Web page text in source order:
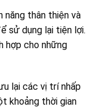
thân thiện và
sử dụng lại tiện lợi.
hợp cho những
lại các vị trí nhấp
khoảng thời gian